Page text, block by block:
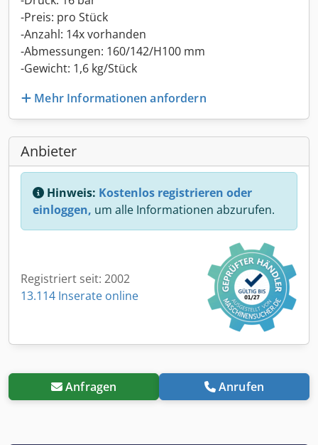
-Preis: pro Stück
-Anzahl: 14x vorhanden
-Abmessungen: 160/142/H100 mm
-Gewicht: 1,6 kg/Stück
Mehr Informationen anfordern
Anbieter
Hinweis: Kostenlos registrieren oder
einloggen, um alle Informationen abzurufen.
Registriert seit: 2002
13.114 Inserate online
Anfragen Anrufen